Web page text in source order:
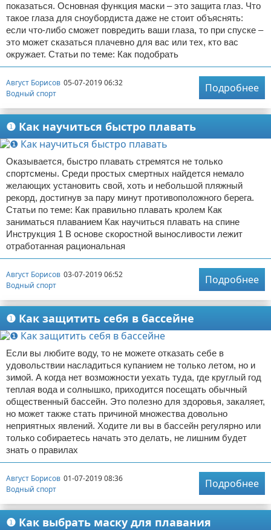
показаться. Основная функция маски – это защита глаз. Что
такое глаза для сноубордиста даже не стоит объяснять:
если что-либо сможет повредить ваши глаза, то при спуске –
это может сказаться плачевно для вас или тех, кто вас
окружает. Статьи по теме: Как подобрать
Август Борисов 05-07-2019 06:32
Водный спорт
Подробнее
❶ Как научиться быстро плавать
Оказывается, быстро плавать стремятся не только
спортсмены. Среди простых смертных найдется немало
желающих установить свой, хоть и небольшой пляжный
рекорд, достигнув за пару минут противоположного берега.
Статьи по теме: Как правильно плавать кролем Как
заниматься плаванием Как научиться плавать на спине
Инструкция 1 В основе скоростной выносливости лежит
отработанная рациональная
Август Борисов 03-07-2019 06:52
Водный спорт
Подробнее
❶ Как защитить себя в бассейне
Если вы любите воду, то не можете отказать себе в
удовольствии насладиться купанием не только летом, но и
зимой. А когда нет возможности уехать туда, где круглый год
теплая вода и солнышко, приходится посещать обычный
общественный бассейн. Это полезно для здоровья, закаляет,
но может также стать причиной множества довольно
неприятных явлений. Ходите ли вы в бассейн регулярно или
только собираетесь начать это делать, не лишним будет
знать о правилах
Август Борисов 01-07-2019 08:36
Водный спорт
Подробнее
❶ Как выбрать маску для плавания